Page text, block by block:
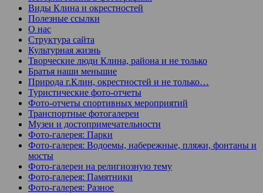
Виды Клина и окрестностей
Полезные ссылки
О нас
Структура сайта
Культурная жизнь
Творческие люди Клина, района и не только
Братья наши меньшие
Природа г.Клин, окрестностей и не только…
Туристические фото-отчеты
Фото-отчеты спортивных мероприятий
Транспортные фотогалереи
Музеи и достопримечательности
Фото-галерея: Парки
Фото-галерея: Водоемы, набережные, пляжи, фонтаны и
мосты
Фото-галереи на религиозную тему
Фото-галерея: Памятники
Фото-галерея: Разное